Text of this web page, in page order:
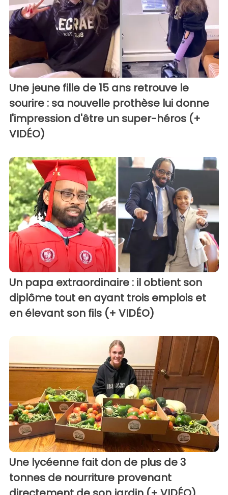
Une jeune fille de 15 ans retrouve le
sourire : sa nouvelle prothèse lui donne
l'impression d'être un super-héros (+
VIDÉO)
Un papa extraordinaire : il obtient son
diplôme tout en ayant trois emplois et
en élevant son fils (+ VIDÉO)
Une lycéenne fait don de plus de 3
tonnes de nourriture provenant